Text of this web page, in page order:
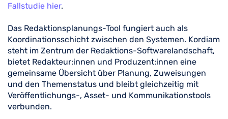
Fallstudie hier.
Das Redaktionsplanungs-Tool fungiert auch als
Koordinationsschicht zwischen den Systemen. Kordiam
steht im Zentrum der Redaktions-Softwarelandschaft,
bietet Redakteur:innen und Produzent:innen eine
gemeinsame Übersicht über Planung, Zuweisungen
und den Themenstatus und bleibt gleichzeitig mit
Veröffentlichungs-, Asset- und Kommunikationstools
verbunden.